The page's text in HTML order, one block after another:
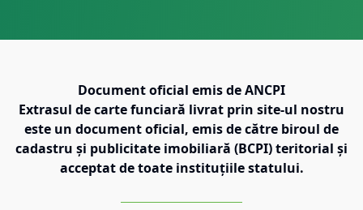
Document oficial emis de ANCPI
Extrasul de carte funciară livrat prin site-ul nostru
este un document oficial, emis de către biroul de
cadastru și publicitate imobiliară (BCPI) teritorial și
acceptat de toate instituțiile statului.